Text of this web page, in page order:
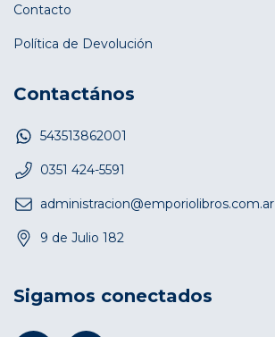
Contacto
Política de Devolución
Contactános
543513862001
0351 424-5591
administracion@emporiolibros.com.ar
9 de Julio 182
Sigamos conectados